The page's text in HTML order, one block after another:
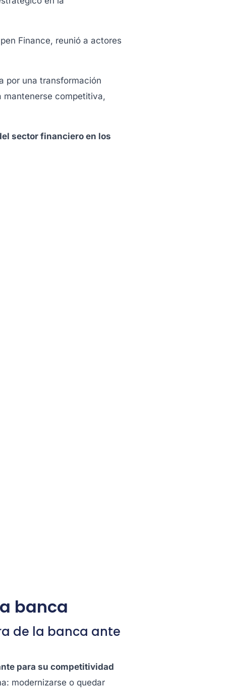
Finance, reunió a actores
por una transformación
mantenerse competitiva,
sector financiero en los
banca
de la banca ante
para su competitividad
modernizarse o quedar